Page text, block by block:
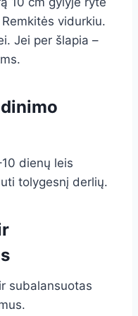
vidurkiu.
Jei per šlapia –
dienų leis
tolygesnį derlių.
subalansuotas